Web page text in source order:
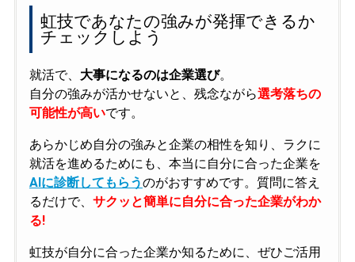
虹技であなたの強みが発揮できるか
チェックしよう
就活で、 大事になるのは企業選び。
自分の強みが活かせないと、残念ながら選考落ちの
可能性が高いです。
あらかじめ自分の強みと企業の相性を知り、ラクに
就活を進めるためにも、本当に自分に合った企業を
AIに診断してもらうのがおすすめです。質問に答え
るだけで、 サクッと簡単に自分に合った企業がわか
る!
虹技が自分に合った企業か知るために、ぜひご活用